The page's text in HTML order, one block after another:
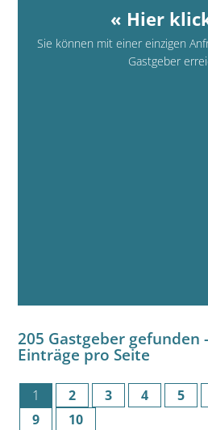
« Hier
Sie können mit einer einzigen
Gastgeber
205 Gastgeber gefunden
Einträge pro Seite
1 2 3 4 5
9
10